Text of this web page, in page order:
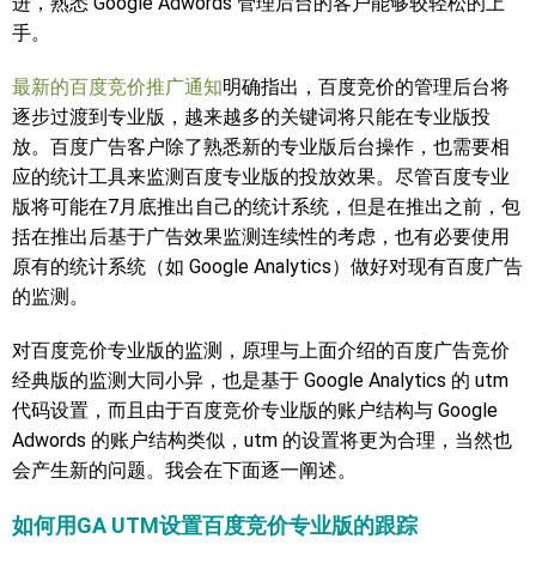
手。
最新的百度竞价推广通知明确指出，百度竞价的管理后台将
逐步过渡到专业版，越来越多的关键词将只能在专业版投
放。百度广告客户除了熟悉新的专业版后台操作，也需要相
应的统计工具来监测百度专业版的投放效果。尽管百度专业
版将可能在7月底推出自己的统计系统，但是在推出之前，包
括在推出后基于广告效果监测连续性的考虑，也有必要使用
原有的统计系统（如 Google Analytics）做好对现有百度广告
的监测。
对百度竞价专业版的监测，原理与上面介绍的百度广告竞价
经典版的监测大同小异，也是基于 Google Analytics 的 utm
代码设置，而且由于百度竞价专业版的账户结构与 Google
Adwords 的账户结构类似，utm 的设置将更为合理，当然也
会产生新的问题。我会在下面逐一阐述。
如何用GA UTM设置百度竞价专业版的跟踪